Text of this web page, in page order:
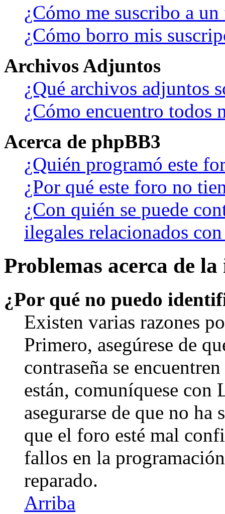
¿Cómo me suscribo a
¿Cómo borro mis
Archivos Adjuntos
¿Qué archivos adjuntos
¿Cómo encuentro todos
Acerca de phpBB3
¿Quién programó este
¿Por qué este foro no
¿Con quién se puede
ilegales relacionados
Problemas acerca de
¿Por qué no puedo
Existen varias razones
Primero, asegúrese de
contraseña se
están, comuníquese
asegurarse de que no
que el foro esté mal
fallos en la
reparado.
Arriba